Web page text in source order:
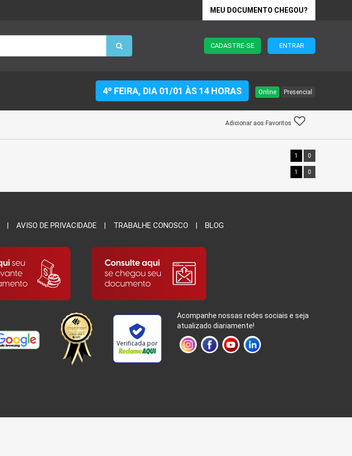
MEU DOCUMENTO CHEGOU?
CADASTRE-SE ENTRAR
4º FEIRA, DIA 01/01 ÀS 14 HORAS Online Presencial
Adicionar aos Favoritos
1 0
1 0
AVISO DE PRIVACIDADE TRABALHE CONOSCO BLOG
Verificada por
Acompanhe nossas redes sociais e seja
atualizado diariamente!